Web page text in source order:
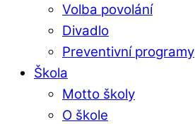
Volba povolání
Divadlo
Preventivní programy
Škola
Motto školy
O škole